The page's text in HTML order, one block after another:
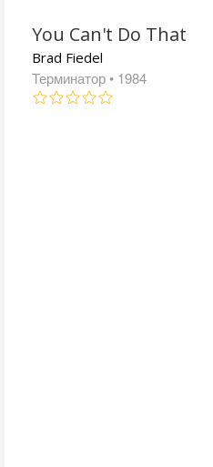
You Can't Do That
Brad Fiedel
Терминатор • 1984